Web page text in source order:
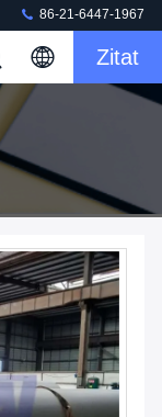
86-21-6447-1967
Zitat